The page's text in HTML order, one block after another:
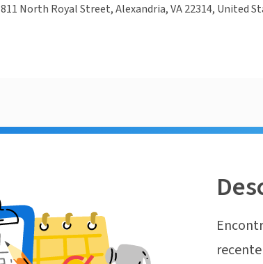
811 North Royal Street, Alexandria, VA 22314, United